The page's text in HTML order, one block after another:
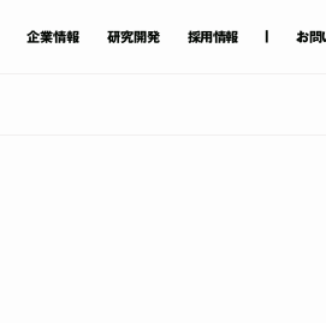
企業情報 研究開発 採用情報 お問